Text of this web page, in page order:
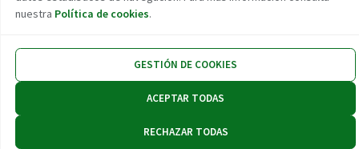
nuestra Política de cookies.
GESTIÓN DE COOKIES
RECHAZAR TODAS
ACEPTAR TODAS